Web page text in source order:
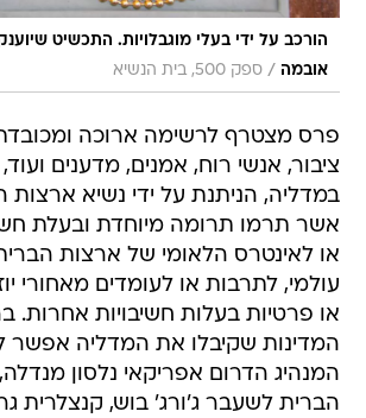
הורכב על ידי בעלי מוגבלויות. התכשיט
אובמה / ספק 500, בית הנשיא
פרס מצטרף לרשימה ארוכה
ציבור, אנשי רוח, אמנים, מדענים
במדליה, הניתנת על ידי נשיא ארצות
אשר תרמו תרומה מיוחדת ובעלת
או לאינטרס הלאומי של ארצות
עולמי, לתרבות או לעומדים מאחורי
או פרטיות בעלות חשיבויות אחרות.
המדינות שקיבלו את המדליה אפשר
המנהיג הדרום אפריקאי נלסון
הברית לשעבר ג'ורג' בוש, קנצלרית